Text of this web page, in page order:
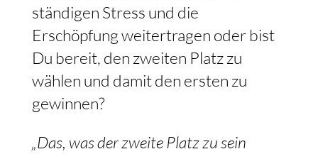
ständigen Stress und die
Erschöpfung weitertragen oder bist
Du bereit, den zweiten Platz zu
wählen und damit den ersten zu
gewinnen?
„Das, was der zweite Platz zu sein